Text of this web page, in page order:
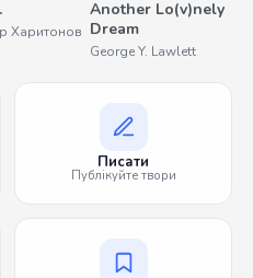
Харитонов
Another Lo(v)nely
Dream
George Y. Lawlett
Писати
Публікуйте твори